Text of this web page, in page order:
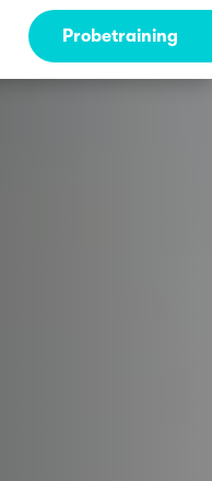
Probetraining